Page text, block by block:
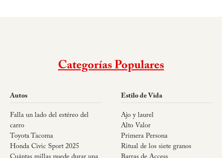
Categorías Populares
Autos
Falla un lado del estéreo del
carro
Toyota Tacoma
Honda Civic Sport 2025
Estilo de Vida
Ajo y laurel
Alto Valor
Primera Persona
Ritual de los siete granos